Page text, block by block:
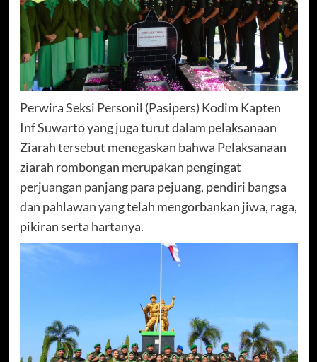
Perwira Seksi Personil (Pasipers) Kodim Kapten
Inf Suwarto yang juga turut dalam pelaksanaan
Ziarah tersebut menegaskan bahwa Pelaksanaan
ziarah rombongan merupakan pengingat
perjuangan panjang para pejuang, pendiri bangsa
dan pahlawan yang telah mengorbankan jiwa, raga,
pikiran serta hartanya.